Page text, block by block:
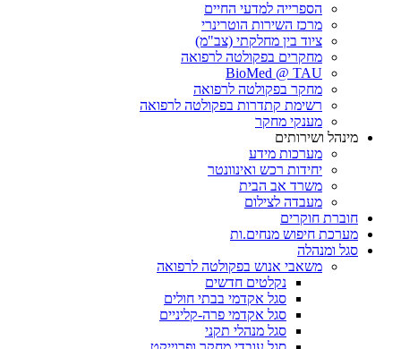
הספרייה למדעי החיים
מרכז השירות הוטרינרי
ציוד בין מחלקתי (צב"מ)
מחקרים בפקולטה לרפואה
BioMed @ TAU
מחקר בפקולטה לרפואה
רשימת קתדרות בפקולטה לרפואה
מענקי מחקר
מינהל ושירותים
מערכות מידע
יחידות רכש ואינוונטר
משרד אב הבית
מעבדה לצילום
חוברת חוקרים
מערכת חיפוש מנחים.ות
סגל ומנהלה
משאבי אנוש בפקולטה לרפואה
נקלטים חדשים
סגל אקדמי בבתי חולים
סגל אקדמי פרה-קליניים
סגל מנהלי תקני